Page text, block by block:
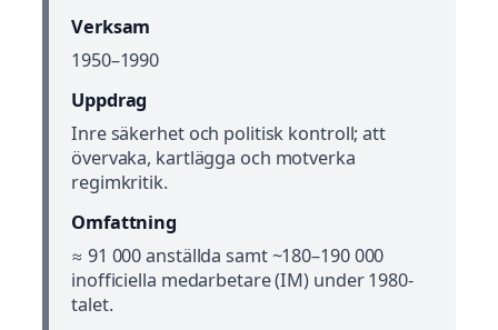
Verksam
1950–1990
Uppdrag
Inre säkerhet och politisk kontroll; att
övervaka, kartlägga och motverka
regimkritik.
Omfattning
≈ 91 000 anställda samt ~180–190 000
inofficiella medarbetare (IM) under 1980-
talet.